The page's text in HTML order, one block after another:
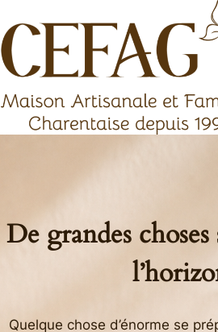
au
contenu
De grandes
Quelque chose d’énorme se